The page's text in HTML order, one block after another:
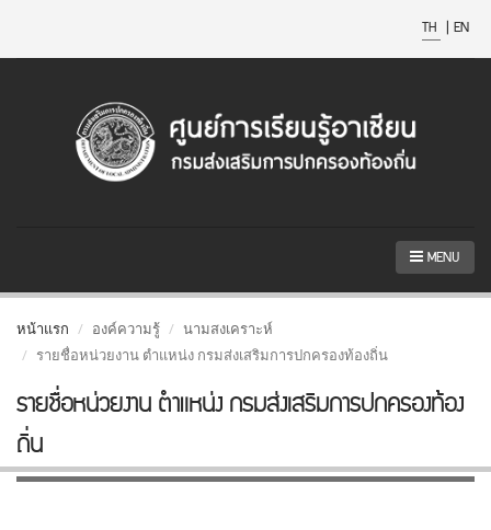
TH | EN
MENU
หน้าแรก องค์ความรู้
นามสงเคราะห์
รายชื่อหน่วยงาน ตำแหน่ง กรมส่งเสริมการปกครองท้องถิ่น
รายชื่อหน่วยงาน ตำแหน่ง กรมส่งเสริมการปกครองท้อง
ถิ่น